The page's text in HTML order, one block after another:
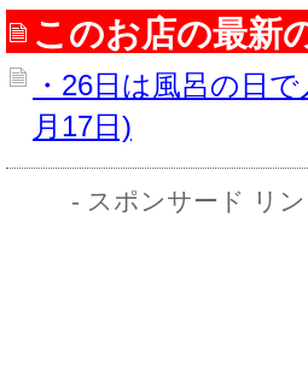
このお店の最新
・26日は風呂の日
月17日)
- スポンサード リ